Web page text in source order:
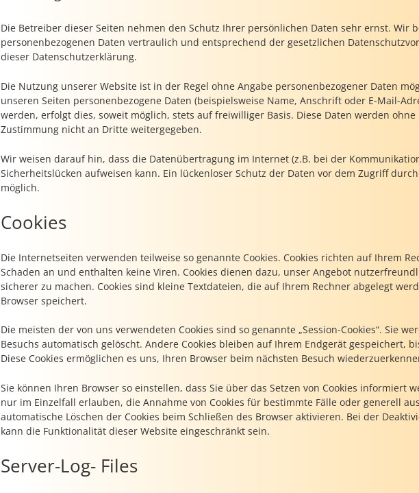
Die Betreiber dieser Seiten nehmen den Schutz Ihrer persönlichen Daten sehr ernst. Wir
personenbezogenen Daten vertraulich und entsprechend der gesetzlichen
dieser Datenschutzerklärung.
Die Nutzung unserer Website ist in der Regel ohne Angabe personenbezogener Daten
unseren Seiten personenbezogene Daten (beispielsweise Name, Anschrift oder E-Mail-
werden, erfolgt dies, soweit möglich, stets auf freiwilliger Basis. Diese Daten werden
Zustimmung nicht an Dritte weitergegeben.
Wir weisen darauf hin, dass die Datenübertragung im Internet (z.B. bei der
Sicherheitslücken aufweisen kann. Ein lückenloser Schutz der Daten vor dem Zugriff
möglich.
Cookies
Die Internetseiten verwenden teilweise so genannte Cookies. Cookies richten auf Ihrem
Schaden an und enthalten keine Viren. Cookies dienen dazu, unser Angebot
sicherer zu machen. Cookies sind kleine Textdateien, die auf Ihrem Rechner abgelegt
Browser speichert.
Die meisten der von uns verwendeten Cookies sind so genannte „Session-Cookies“. Sie
Besuchs automatisch gelöscht. Andere Cookies bleiben auf Ihrem Endgerät gespeichert,
Diese Cookies ermöglichen es uns, Ihren Browser beim nächsten Besuch
Sie können Ihren Browser so einstellen, dass Sie über das Setzen von Cookies informiert
nur im Einzelfall erlauben, die Annahme von Cookies für bestimmte Fälle oder generell
automatische Löschen der Cookies beim Schließen des Browser aktivieren. Bei der
kann die Funktionalität dieser Website eingeschränkt sein.
Server-Log- Files